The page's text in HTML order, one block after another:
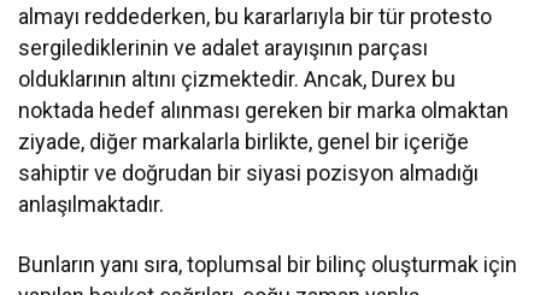
almayı reddederken, bu kararlarıyla bir tür protesto
sergilediklerinin ve adalet arayışının parçası
olduklarının altını çizmektedir. Ancak, Durex bu
noktada hedef alınması gereken bir marka olmaktan
ziyade, diğer markalarla birlikte, genel bir içeriğe
sahiptir ve doğrudan bir siyasi pozisyon almadığı
anlaşılmaktadır.
Bunların yanı sıra, toplumsal bir bilinç oluşturmak için